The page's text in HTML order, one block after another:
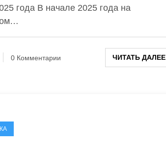
года В начале 2025 года на
0 Комментарии ЧИТАТЬ ДАЛЕЕ